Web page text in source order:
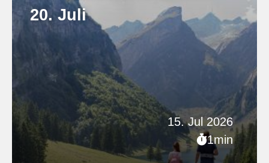
15. Jul 2026
1min
20. Juli